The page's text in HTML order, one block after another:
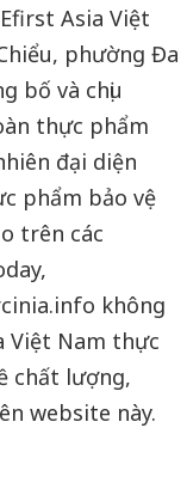
Asia Việt
phường Đa
bố và chịu
thực phẩm
đại diện
phẩm bảo vệ
trên các
không
Việt Nam thực
chất lượng,
website này.